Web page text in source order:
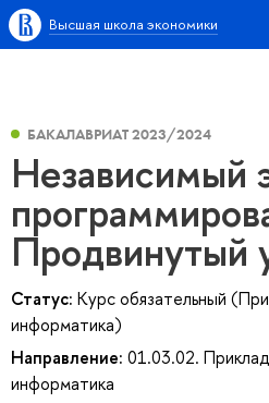
Высшая школа экономики
БАКАЛАВРИАТ 2023/2024
Независимый
Продвинутый
Статус: Курс обязательный
информатика)
Направление: 01.03.02.
информатика